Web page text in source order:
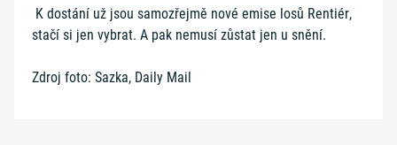
K dostání už jsou samozřejmě nové emise losů Rentiér,
stačí si jen vybrat. A pak nemusí zůstat jen u snění.
Zdroj foto: Sazka, Daily Mail